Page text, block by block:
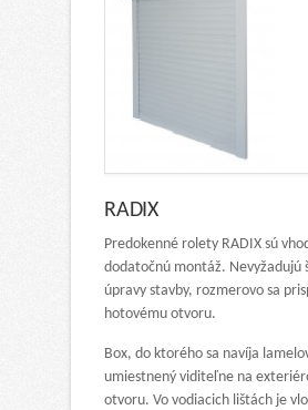
RADIX
Predokenné rolety RADIX sú
dodatočnú montáž. Nevyžadujú
úpravy stavby, rozmerovo sa
hotovému otvoru.
Box, do ktorého sa navíja
umiestnený viditeľne na
otvoru. Vo vodiacich lištách je